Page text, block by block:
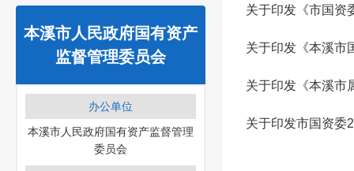
本溪市人民政府国有资产
监督管理委员会
办公单位
本溪市人民政府国有资产监督管理
委员会
关于印发《市国资
关于印发《本溪市
关于印发《本溪市
关于印发市国资委